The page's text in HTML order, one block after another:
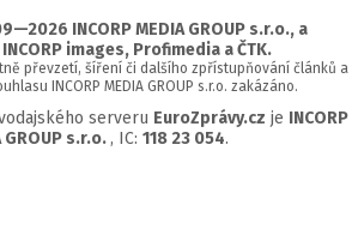
INCORP MEDIA GROUP s.r.o., a
images, Profimedia a ČTK.
převzetí, šíření či dalšího zpřístupňování článků a
INCORP MEDIA GROUP s.r.o. zakázáno.
serveru EuroZprávy.cz je INCORP
GROUP s.r.o., IC: 118 23 054.